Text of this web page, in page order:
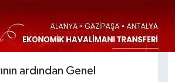
ardından Genel